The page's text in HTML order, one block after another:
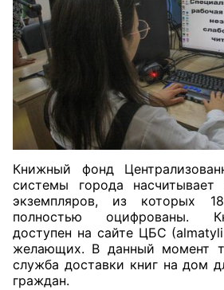
Книжный фонд
системы города
экземпляров, из которых
полностью оцифрованы.
доступен на сайте ЦБС
желающих. В данный момент
служба доставки книг на дом
граждан.